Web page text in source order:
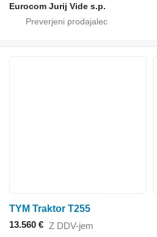
Eurocom Jurij Vide s.p.
TYM Traktor T255
13.560 € Z DDV-jem